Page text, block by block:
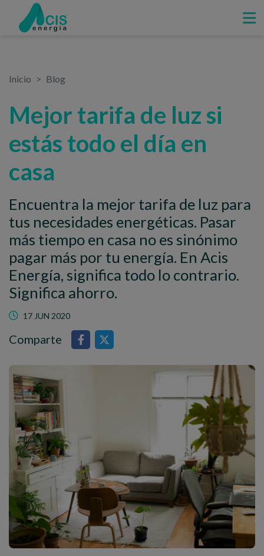
Inicio Blog
Mejor tarifa de luz si
estás todo el día en
casa
Encuentra la mejor tarifa de luz para
tus necesidades energéticas. Pasar
más tiempo en casa no es sinónimo
pagar más por tu energía. En Acis
Energía, significa todo lo contrario.
Significa ahorro.
17 JUN 2020
Comparte